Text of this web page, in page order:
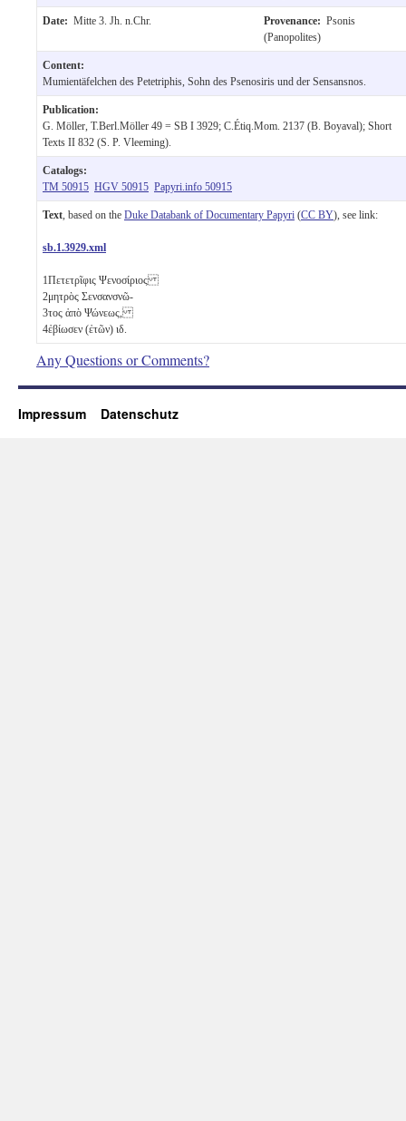
Date: Mitte 3. Jh. n.Chr. Provenance: Psonis
(Panopolites)
Content:
Mumientäfelchen des Petetriphis, Sohn des Psenosiris und der Sensansnos.
Publication:
G. Möller, T.Berl.Möller 49 = SB I 3929; C.Étiq.Mom. 2137 (B. Boyaval); Short
Texts II 832 (S. P. Vleeming).
Catalogs:
TM 50915 HGV 50915 Papyri.info 50915
Text , based on the Duke Databank of Documentary Papyri (CC BY), see link:
sb.1.3929.xml
1Πετετρῖφις Ψενοσίριος
2μητρὸς Σενσανσνῶ-
3τος ἀπὸ Ψώνεως,
4ἐβίωσεν (ἐτῶν) ιδ
Any Questions or Comments?
Impressum Datenschutz